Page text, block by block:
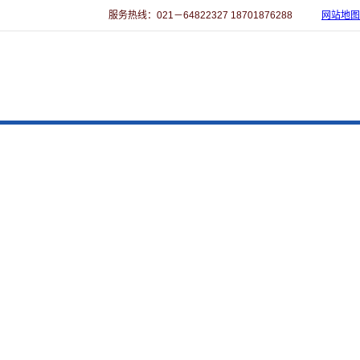
服务热线：021－64822327 18701876288 网站地图